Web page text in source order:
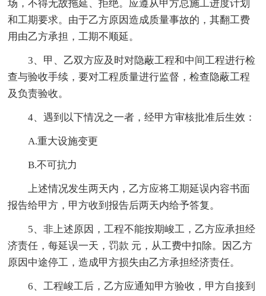
场，不得无故拖延、拒绝。应遵从甲方总施工进度计划
和工期要求。由于乙方原因造成质量事故的，其翻工费
用由乙方承担，工期不顺延。
3、甲、乙双方应及时对隐蔽工程和中间工程进行检
查与验收手续，要对工程质量进行监督，检查隐蔽工程
及负责验收。
4、遇到以下情况之一者，经甲方审核批准后生效：
A.重大设施变更
B.不可抗力
上述情况发生两天内，乙方应将工期延误内容书面
报告给甲方，甲方收到报告后两天内给予答复。
5、非上述原因，工程不能按期峻工，乙方应承担经
济责任，每延误一天，罚款 元，从工费中扣除。因乙方
原因中途停工，造成甲方损失由乙方承担经济责任。
6、工程峻工后，乙方应通知甲方验收，甲方自接到